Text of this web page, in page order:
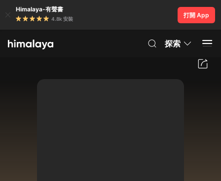
Himalaya-有聲書
4.8k 安裝
打開 App
探索